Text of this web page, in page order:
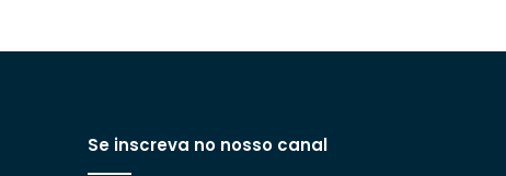
Se inscreva no nosso canal